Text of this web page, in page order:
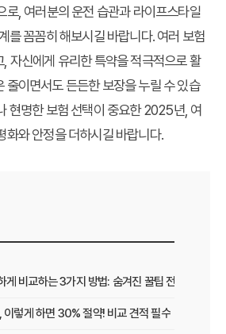
로, 여러분의 운전 습관과 라이프스타일
를 꼼꼼히 해보시길 바랍니다. 여러 보험
자신에게 유리한 특약을 적극적으로 활
줄이면서도 든든한 보장을 누릴 수 있습
현명한 보험 선택이 중요한 2025년, 여
화와 안정을 더하시길 바랍니다.
게 비교하는 3가지 방법: 숨겨진 꿀팁 전격 공개
이렇게 하면 30% 절약! 비교 견적 필수